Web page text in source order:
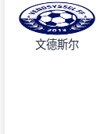
文德斯尔